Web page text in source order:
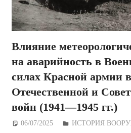
Влияние
на аварийность в
силах Красной армии
Отечественной и
войн (1941—1945 гг.)
06/07/2025 Дежурный по
ИСТОРИЯ